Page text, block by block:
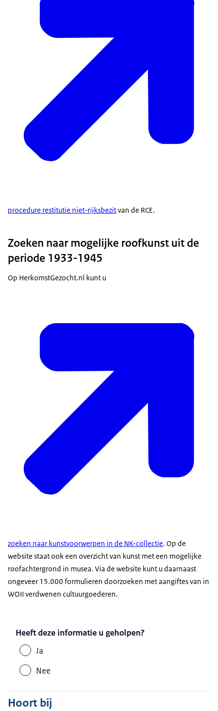
procedure restitutie niet-rijksbezitvan de RCE.
Zoeken naar mogelijke roofkunst uit de
periode 1933-1945
Op HerkomstGezocht.nl kunt u
zoeken naar kunstvoorwerpen in de NK-collectie. Op de
website staat ook een overzicht van kunst met een mogelijke
roofachtergrond in musea. Via de website kunt u daarnaast
ongeveer 15.000 formulieren doorzoeken met aangiftes van in
WOII verdwenen cultuurgoederen.
Heeft deze informatie u geholpen?
Ja
Nee
Hoort bij